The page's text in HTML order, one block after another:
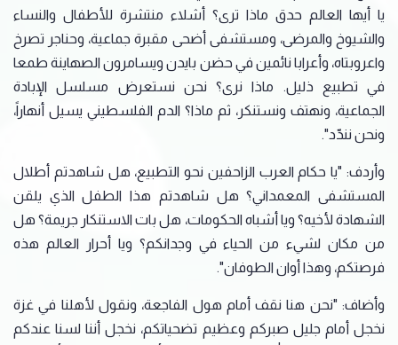
يا أيها العالم حدق ماذا ترى؟ أشلاء منتشرة للأطفال والنساء
والشيوخ والمرضى، ومستشفى أضحى مقبرة جماعية، وحناجر تصرخ
واعروبتاه، وأعرابا نائمين في حضن بايدن ويسامرون الصهاينة طمعا
في تطبيع ذليل. ماذا نرى؟ نحن نستعرض مسلسل الإبادة
الجماعية، ونهتف ونستنكر، ثم ماذا؟ الدم الفلسطيني يسيل أنهاراً،
ونحن نندّد".
وأردف: "يا حكام العرب الزاحفين نحو التطبيع، هل شاهدتم أطلال
المستشفى المعمداني؟ هل شاهدتم هذا الطفل الذي يلقن
الشهادة لأخيه؟ ويا أشباه الحكومات، هل بات الاستنكار جريمة؟ هل
من مكان لشيء من الحياء في وجدانكم؟ ويا أحرار العالم هذه
فرصتكم، وهذا أوان الطوفان".
وأضاف: "نحن هنا نقف أمام هول الفاجعة، ونقول لأهلنا في غزة
نخجل أمام جليل صبركم وعظيم تضحياتكم، نخجل أننا لسنا عندكم